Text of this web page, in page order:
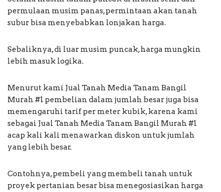
permulaan musim panas, permintaan akan tanah
subur bisa menyebabkan lonjakan harga.
Sebaliknya, di luar musim puncak, harga mungkin
lebih masuk logika.
Menurut kami Jual Tanah Media Tanam Bangil
Murah #1 pembelian dalam jumlah besar juga bisa
memengaruhi tarif per meter kubik, karena kami
sebagai Jual Tanah Media Tanam Bangil Murah #1
acap kali kali menawarkan diskon untuk jumlah
yang lebih besar.
Contohnya, pembeli yang membeli tanah untuk
proyek pertanian besar bisa menegosiasikan harga